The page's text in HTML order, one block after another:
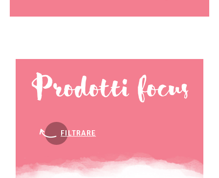
Prodotti focus
FILTRARE